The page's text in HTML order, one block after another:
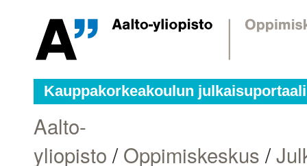
Kauppakorkeakoulun julkaisuportaali
Aalto-
yliopisto /Oppimiskeskus /